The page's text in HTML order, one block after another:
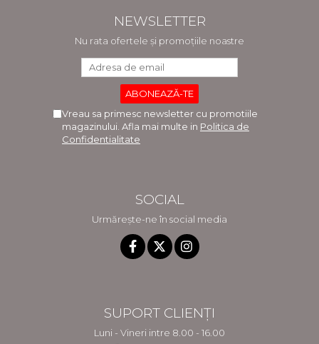
NEWSLETTER
Nu rata ofertele și promoțiile noastre
Vreau sa primesc newsletter cu promotiile
magazinului. Afla mai multe in Politica de
Confidentialitate
SOCIAL
Urmărește-ne în social media
SUPORT CLIENȚI
Luni - Vineri intre 8.00 - 16.00